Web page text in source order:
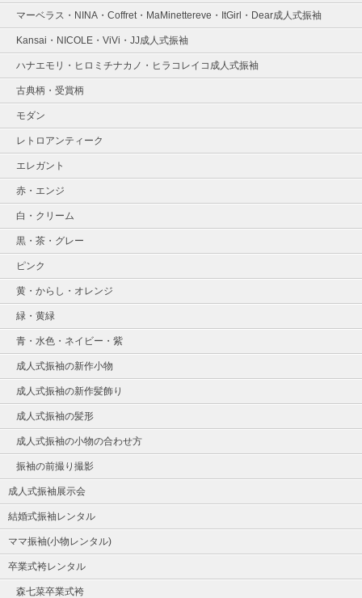
マーベラス・NINA・Coffret・MaMinettereve・ItGirl・Dear成人式振袖
Kansai・NICOLE・ViVi・JJ成人式振袖
ハナエモリ・ヒロミチナカノ・ヒラコレイコ成人式振袖
古典柄・受賞柄
モダン
レトロアンティーク
エレガント
赤・エンジ
白・クリーム
黒・茶・グレー
ピンク
黄・からし・オレンジ
緑・黄緑
青・水色・ネイビー・紫
成人式振袖の新作小物
成人式振袖の新作髪飾り
成人式振袖の髪形
成人式振袖の小物の合わせ方
振袖の前撮り撮影
成人式振袖展示会
結婚式振袖レンタル
ママ振袖(小物レンタル)
卒業式袴レンタル
森七菜卒業式袴